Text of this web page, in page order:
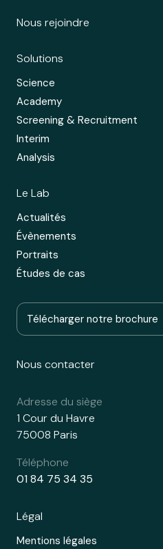
Nous rejoindre
Solutions
Science
Academy
Screening & Recruitment
Interim
Analysis
Le Lab
Actualités
Évènements
Portraits
Études de cas
Télécharger notre brochure
Nous contacter
Adresse du siège
1 Cour du Havre
75008 Paris
Téléphone
01 84 75 34 35
Légal
Mentions légales